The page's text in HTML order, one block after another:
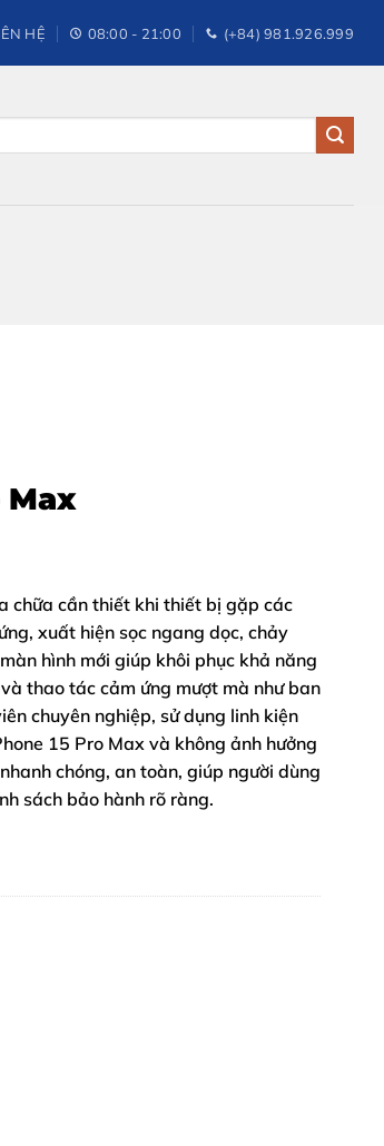
HỆ 08:00 - 21:00 (+84) 981.926.999
Max
chữa cần thiết khi thiết bị gặp các
xuất hiện sọc ngang dọc, chảy
hình mới giúp khôi phục khả năng
thao tác cảm ứng mượt mà như ban
chuyên nghiệp, sử dụng linh kiện
15 Pro Max và không ảnh hưởng
chóng, an toàn, giúp người dùng
sách bảo hành rõ ràng.